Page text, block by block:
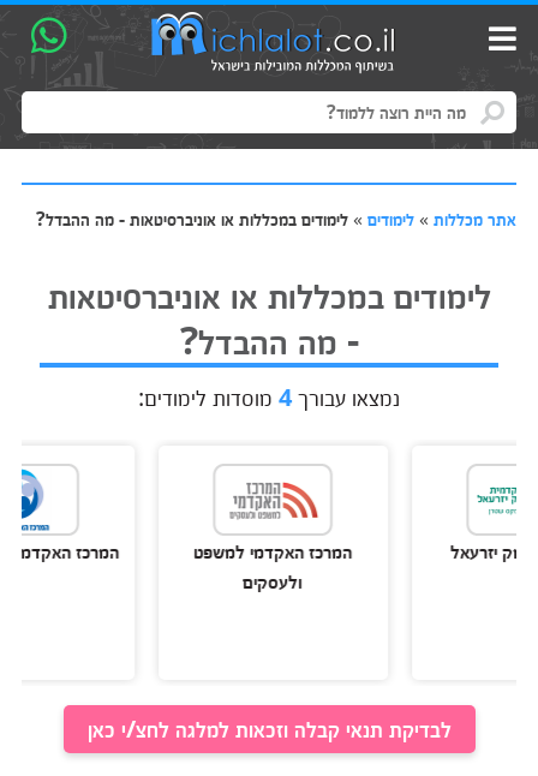
אתר מכללות» לימודים» לימודים במכללות או אוניברסיטאות - מה ההבדל?
לימודים במכללות או אוניברסיטאות
- מה ההבדל?
נמצאו עבורך4 מוסדות לימודים:
המרכז האקדמי למשפט
ולעסקים
המרכז האקדמי פרס
לבדיקת תנאי קבלה וזכאות למלגה לחצ/י כאן